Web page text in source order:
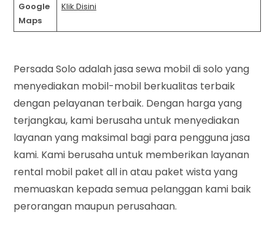
Google
Maps
Klik Disini
Persada Solo adalah jasa sewa mobil di solo yang
menyediakan mobil-mobil berkualitas terbaik
dengan pelayanan terbaik. Dengan harga yang
terjangkau, kami berusaha untuk menyediakan
layanan yang maksimal bagi para pengguna jasa
kami. Kami berusaha untuk memberikan layanan
rental mobil paket all in atau paket wista yang
memuaskan kepada semua pelanggan kami baik
perorangan maupun perusahaan.